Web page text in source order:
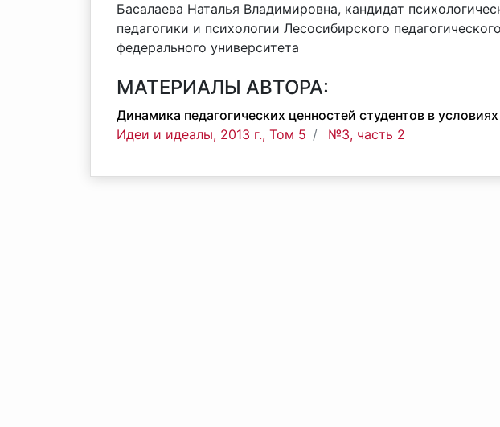
Басалаева Наталья Владимировна, кандидат
педагогики и психологии Лесосибирского
федерального университета
МАТЕРИАЛЫ АВТОРА:
Динамика педагогических ценностей студентов в
Идеи и идеалы, 2013 г., Том 5
№3, часть 2